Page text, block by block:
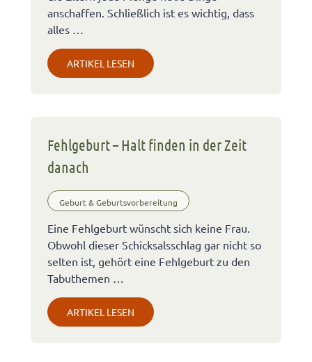
anschaffen. Schließlich ist es wichtig, dass
alles …
ARTIKEL LESEN
Fehlgeburt – Halt finden in der Zeit
danach
Geburt & Geburtsvorbereitung
Eine Fehlgeburt wünscht sich keine Frau.
Obwohl dieser Schicksalsschlag gar nicht so
selten ist, gehört eine Fehlgeburt zu den
Tabuthemen …
ARTIKEL LESEN